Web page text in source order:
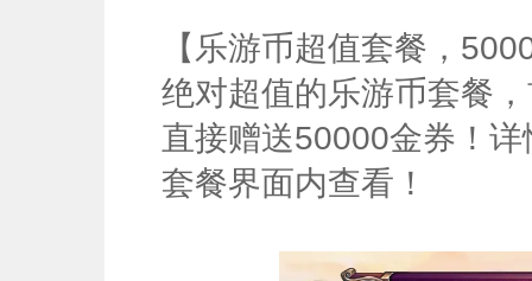
【乐游币超值套餐，
绝对超值的乐游币套餐
直接赠送50000金券！
套餐界面内查看！